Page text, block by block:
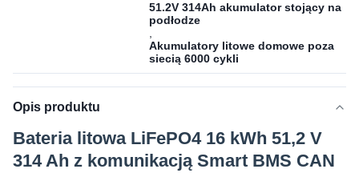
51.2V 314Ah akumulator stojący na
podłodze
Akumulatory litowe domowe poza
siecią 6000 cykli
Opis produktu
Bateria litowa LiFePO4 16 kWh 51,2 V
314 Ah z komunikacją Smart BMS CAN